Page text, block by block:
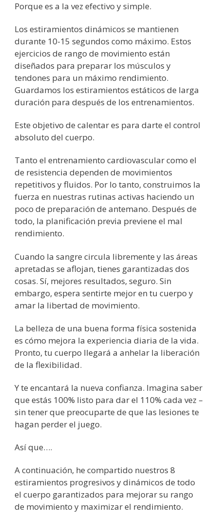
Porque es a la vez efectivo y simple.
Los estiramientos dinámicos se mantienen
durante 10-15 segundos como máximo. Estos
ejercicios de rango de movimiento están
diseñados para preparar los músculos y
tendones para un máximo rendimiento.
Guardamos los estiramientos estáticos de larga
duración para después de los entrenamientos.
Este objetivo de calentar es para darte el control
absoluto del cuerpo.
Tanto el entrenamiento cardiovascular como el
de resistencia dependen de movimientos
repetitivos y fluidos. Por lo tanto, construimos la
fuerza en nuestras rutinas activas haciendo un
poco de preparación de antemano. Después de
todo, la planificación previa previene el mal
rendimiento.
Cuando la sangre circula libremente y las áreas
apretadas se aflojan, tienes garantizadas dos
cosas. Sí, mejores resultados, seguro. Sin
embargo, espera sentirte mejor en tu cuerpo y
amar la libertad de movimiento.
La belleza de una buena forma física sostenida
es cómo mejora la experiencia diaria de la vida.
Pronto, tu cuerpo llegará a anhelar la liberación
de la flexibilidad.
Y te encantará la nueva confianza. Imagina saber
que estás 100% listo para dar el 110% cada vez –
sin tener que preocuparte de que las lesiones te
hagan perder el juego.
Así que….
A continuación, he compartido nuestros 8
estiramientos progresivos y dinámicos de todo
el cuerpo garantizados para mejorar su rango
de movimiento y maximizar el rendimiento.